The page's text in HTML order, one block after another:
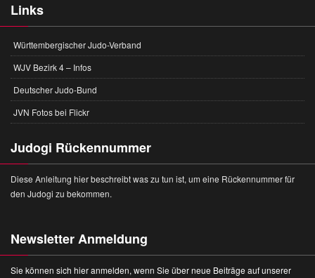
Links
Württembergischer Judo-Verband
WJV Bezirk 4 – Infos
Deutscher Judo-Bund
JVN Fotos bei Flickr
Judogi Rückennummer
Diese Anleitung hier beschreibt was zu tun ist, um eine Rückennummer für
den Judogi zu bekommen.
Newsletter Anmeldung
Sie können sich hier anmelden, wenn Sie über neue Beiträge auf unserer